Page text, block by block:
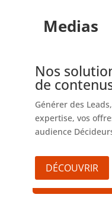
Medias
Nos
de
Générer des
expertise, vos
audience
DÉCOUVRIR